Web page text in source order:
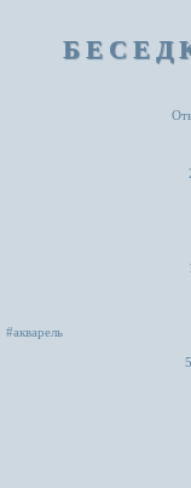
#акварель